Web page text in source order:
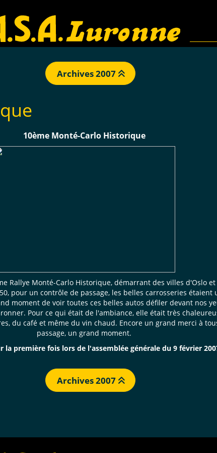
Archives 2007
10ème Monté-Carlo Historique
Rallye Monté-Carlo Historique, démarrant des villes d'Oslo
pour un contrôle de passage, les belles carrosseries
moment de voir toutes ces belles autos défiler devant nos
Pour ce qui était de l'ambiance, elle était très
du café et même du vin chaud. Encore un grand merci à
passage, un grand moment.
première fois lors de l'assemblée générale du 9 février
Archives 2007